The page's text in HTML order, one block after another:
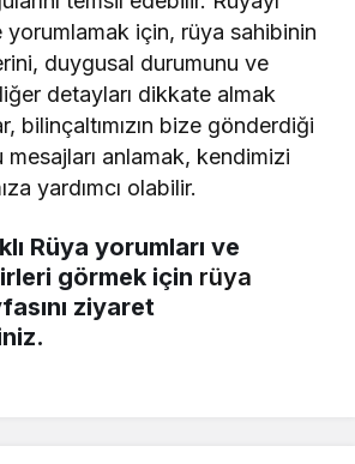
için, rüya sahibinin
duygusal durumunu ve
detayları dikkate almak
bilinçaltımızın bize gönderdiği
mesajları anlamak, kendimizi
yardımcı olabilir.
Rüya yorumları ve
görmek için rüya
ziyaret